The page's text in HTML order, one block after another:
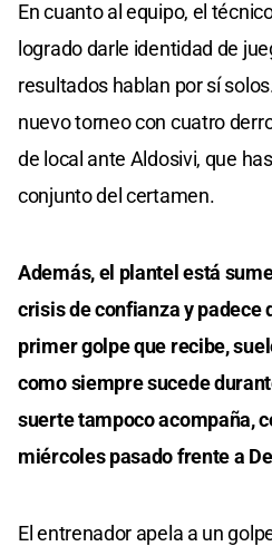
En cuanto al equipo, el
logrado darle identidad de
resultados hablan por sí
nuevo torneo con cuatro
de local ante Aldosivi, que
conjunto del certamen.
Además, el plantel está
crisis de confianza y padece
primer golpe que recibe,
como siempre sucede
suerte tampoco acompaña,
miércoles pasado frente a
El entrenador apela a un